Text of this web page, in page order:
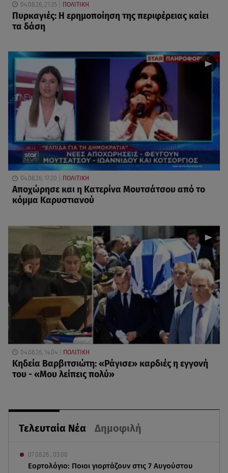
Τελευταία Νέα Δημοφιλή
07.08.26 , 03:00
Εορτολόγιο: Ποιοι γιορτάζουν στις 7 Αυγούστου
04.08.26, 21:35 ΠΟΛΙΤΙΚΗ
Πυρκαγιές: Η ερημοποίηση της περιφέρειας καίει
τα δάση
04.08.26, 17:20 ΠΟΛΙΤΙΚΗ
Αποχώρησε και η Κατερίνα Μουτσάτσου από το
κόμμα Καρυστιανού
04.08.26, 14:04 ΠΟΛΙΤΙΚΗ
Κηδεία Βαρβιτσιώτη: «Ράγισε» καρδιές η εγγονή
του - «Μου λείπεις πολύ»